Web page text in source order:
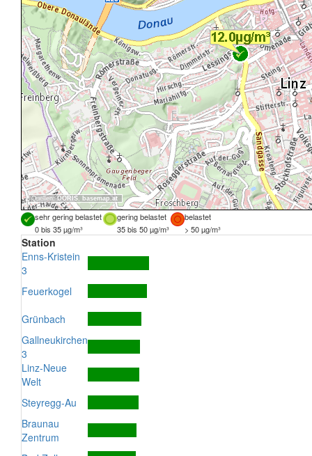
Quellen:DORIS, basemap.at
sehr gering belastet gering belastet
belastet
0 bis 35 µg/m³
35 bis 50 µg/m³ > 50 µg/m³
Station
Enns-Kristein
3
Feuerkogel
Grünbach
Gallneukirchen
3
Linz-Neue
Welt
Steyregg-Au
Braunau
Zentrum